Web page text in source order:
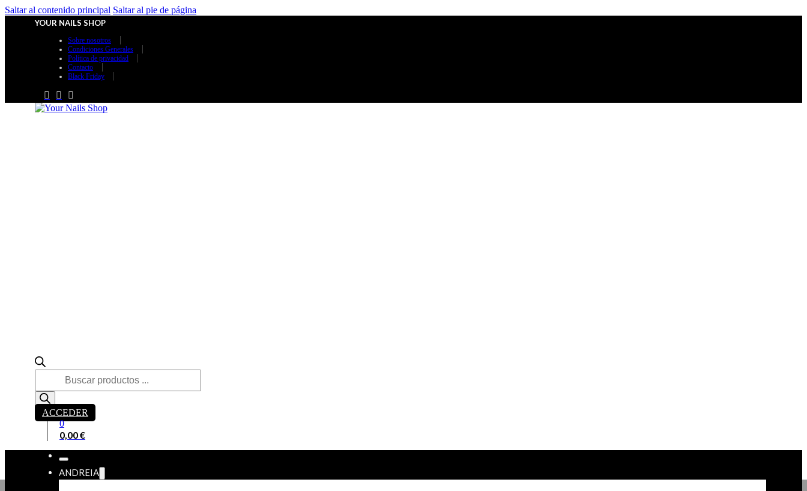
Saltar al contenido principal Saltar al pie de página
YOUR NAILS SHOP
Sobre nosotros
Condiciones Generales
Política de privacidad
Contacto
Black Friday
Búsqueda
productos
ACCEDER
0
0,00€
ANDREIA